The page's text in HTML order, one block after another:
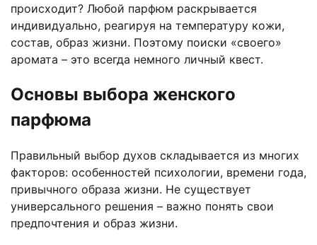
происходит? Любой парфюм раскрывается
индивидуально, реагируя на температуру кожи,
состав, образ жизни. Поэтому поиски «своего»
аромата – это всегда немного личный квест.
Основы выбора женского
парфюма
Правильный выбор духов складывается из многих
факторов: особенностей психологии, времени года,
привычного образа жизни. Не существует
универсального решения – важно понять свои
предпочтения и образ жизни.